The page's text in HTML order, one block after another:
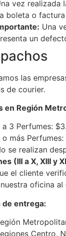
vez realizada
boleta o
Una
un
las
de courier.
en Región
a 3 Perfumes:
o más Perfumes:
se realizan
(III a X, XIII y
el cliente
oficina al
de entrega:
Centro,